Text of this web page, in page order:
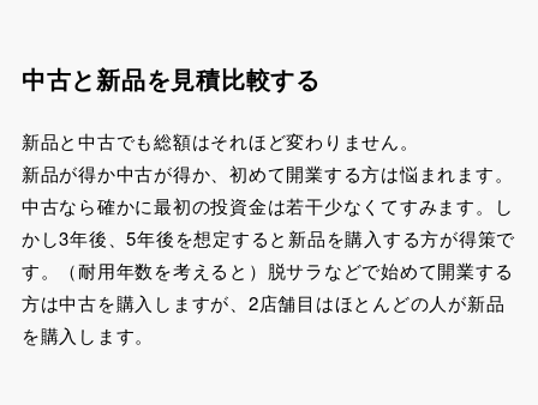
中古と新品を見積比較する
新品と中古でも総額はそれほど変わりません。
新品が得か中古が得か、初めて開業する方は悩まれます。
中古なら確かに最初の投資金は若干少なくてすみます。し
かし3年後、5年後を想定すると新品を購入する方が得策で
す。（耐用年数を考えると）脱サラなどで始めて開業する
方は中古を購入しますが、2店舗目はほとんどの人が新品
を購入します。